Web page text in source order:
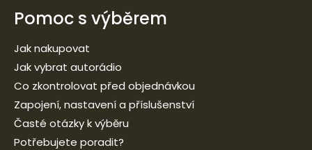
Pomoc s výběrem
Jak nakupovat
Jak vybrat autorádio
Co zkontrolovat před objednávkou
Zapojení, nastavení a příslušenství
Časté otázky k výběru
Potřebujete poradit?